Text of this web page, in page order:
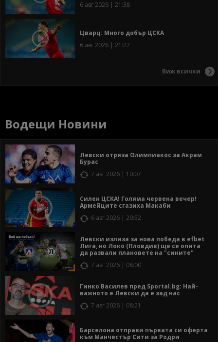
6 авг 2026 | 21:38
Цварц: Много добър ЦСКА
6 авг 2026 | 21:27
Виж всички
Водещи Новини
Левски отряза Олимпиакос за Акрам
Бурас
7 авг 2026 | 10:07
Силен ЦСКА! Голяма червена вечер!
Армейците сгазиха Макаби
6 авг 2026 | 20:52
Левски излиза за нова победа в efbet
Лига, но Локо (Пловдив) ще се опита
да развали плановете на "сините"
7 авг 2026 | 08:00
Гинко Василев пред Sportal.bg: Най-
важното е Левски да е зад нас
7 авг 2026 | 08:21
Барселона отправи първата си оферта
към Манчестър Сити за Родри